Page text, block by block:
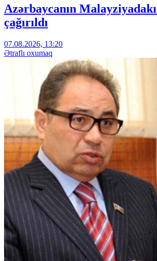
Azərbaycanın
çağırıldı
07.08.2026, 13:20
Ətraflı oxumaq